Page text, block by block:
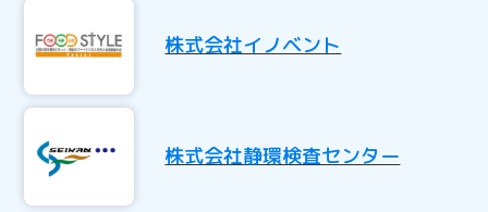
株式会社イノベント
株式会社静環検査センター